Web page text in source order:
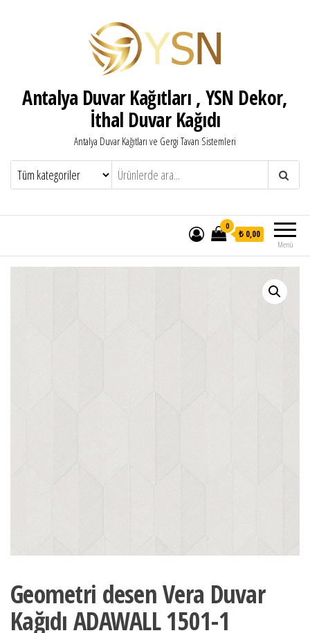
Antalya Duvar Kağıtları , YSN Dekor,
İthal Duvar Kağıdı
Antalya Duvar Kağıtları ve Gergi Tavan Sistemleri
Menü
0
₺ 0,00
Geometri desen Vera Duvar
Kağıdı ADAWALL 1501-1